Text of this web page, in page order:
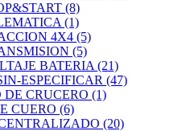
(8)
(1)
4X4 (5)
(5)
BATERIA (21)
ESPECIFICAR (47)
CRUCERO (1)
CUERO (6)
(20)